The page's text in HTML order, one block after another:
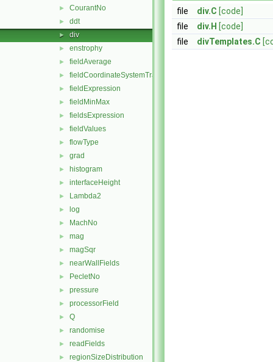
► CourantNo
► ddt
► div
► enstrophy
► fieldAverage
► fieldCoordinateSystemTransform
► fieldExpression
► fieldMinMax
► fieldsExpression
► fieldValues
► flowType
► grad
► histogram
► interfaceHeight
► Lambda2
► log
► MachNo
► mag
► magSqr
► nearWallFields
► PecletNo
► pressure
► processorField
► Q
► randomise
► readFields
► regionSizeDistribution
file div.C [code]
file
div.H [code]
file
divTemplates.C